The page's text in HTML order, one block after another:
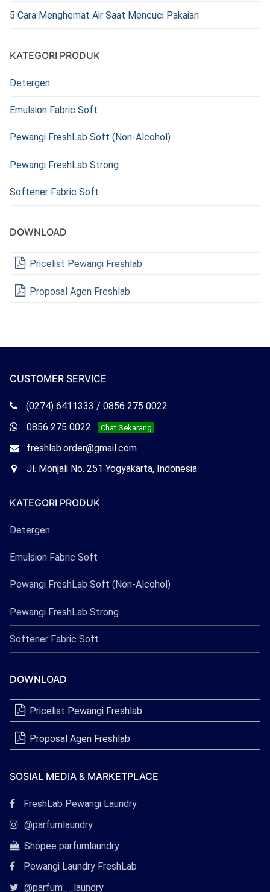
5 Cara Menghemat Air Saat Mencuci Pakaian
KATEGORI PRODUK
Detergen
Emulsion Fabric Soft
Pewangi FreshLab Soft (Non-Alcohol)
Pewangi FreshLab Strong
Softener Fabric Soft
DOWNLOAD
Pricelist Pewangi Freshlab
Proposal Agen Freshlab
CUSTOMER SERVICE
Telepon
Freshlab
(0274) 6411333 / 0856 275 0022
Whatsapp
Freshlab
0856 275 0022 Chat Sekarang
Email
Freshlab
freshlab.order@gmail.com
OfficeJl. Monjali No. 251 Yogyakarta, Indonesia
KATEGORI PRODUK
Detergen
Emulsion Fabric Soft
Pewangi FreshLab Soft (Non-Alcohol)
Pewangi FreshLab Strong
Softener Fabric Soft
DOWNLOAD
Pricelist Pewangi Freshlab
Proposal Agen Freshlab
SOSIAL MEDIA & MARKETPLACE
Tautan
Facebook
FreshLab Pewangi Laundry
Tautan
Instagram
@parfumlaundry
Tautan
Shopee
Shopee parfumlaundry
Pewangi Laundry FreshLab
Tautan@parfum__laundry